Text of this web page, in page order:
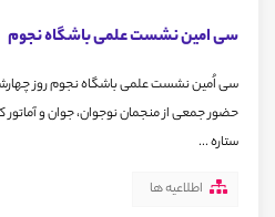
سی امین نشست علمی باشگاه نجوم
سی اُمین نشست علمی باشگاه نجوم روز
حضور جمعی از منجمان نوجوان، جوان و
ستاره ...
اطلاعیه ها